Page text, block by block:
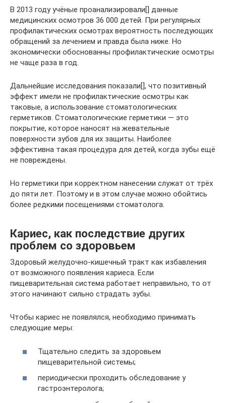
В 2013 году учёные проанализировали[] данные
медицинских осмотров 36 000 детей. При регулярных
профилактических осмотрах вероятность последующих
обращений за лечением и правда была ниже. Но
экономически обоснованны профилактические осмотры
не чаще раза в год.
Дальнейшие исследования показали[], что позитивный
эффект имели не профилактические осмотры как
таковые, а использование стоматологических
герметиков. Стоматологические герметики — это
покрытие, которое наносят на жевательные
поверхности зубов для их защиты. Наиболее
эффективна такая процедура для детей, когда зубы ещё
не повреждены.
Но герметики при корректном нанесении служат от трёх
до пяти лет. Поэтому и в этом случае можно обойтись
более редкими посещениями стоматолога.
Кариес, как последствие других
проблем со здоровьем
Здоровый желудочно-кишечный тракт как избавления
от возможного появления кариеса. Если
пищеварительная система работает неправильно, то от
этого начинают сильно страдать зубы.
Чтобы кариес не появлялся, необходимо принимать
следующие меры:
Тщательно следить за здоровьем
пищеварительной системы;
периодически проходить обследование у
гастроэнтеролога;